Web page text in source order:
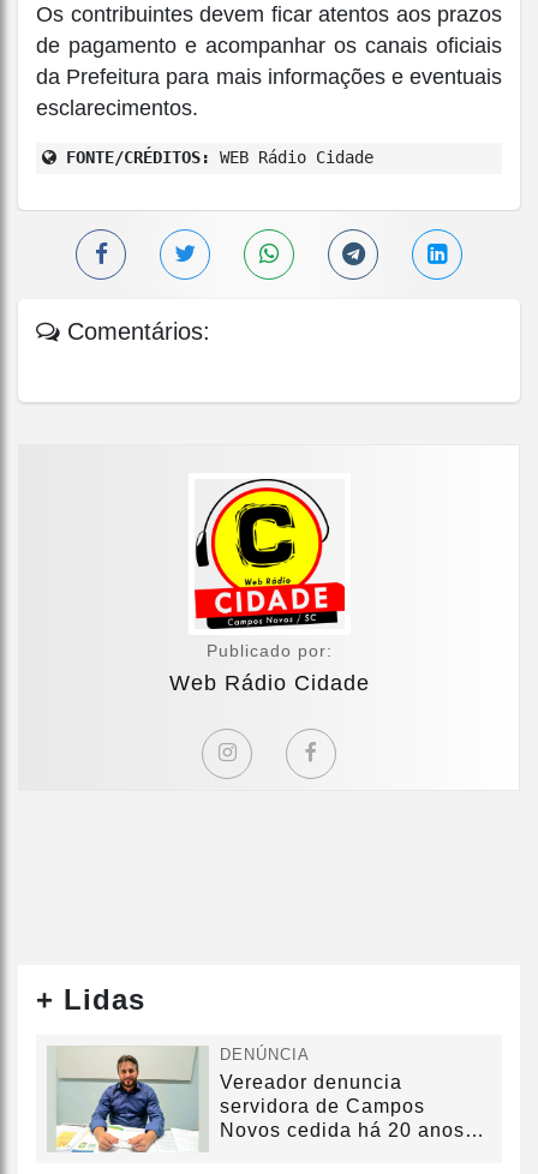
Os contribuintes devem ficar atentos aos prazos
de pagamento e acompanhar os canais oficiais
da Prefeitura para mais informações e eventuais
esclarecimentos.
FONTE/CRÉDITOS: WEB Rádio Cidade
Comentários:
Publicado por:
Web Rádio Cidade
+ Lidas
DENÚNCIA
Vereador denuncia
servidora de Campos
Novos cedida há 20 anos